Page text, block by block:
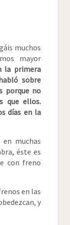
muchos
mayor
la primera
sobre
porque no
que ellos.
días en la
muchas
éste es
con freno
en las
y